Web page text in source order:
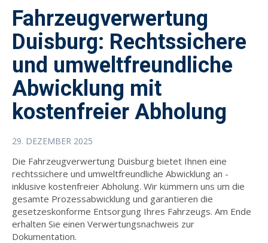
Fahrzeugverwertung
Duisburg: Rechtssichere
und umweltfreundliche
Abwicklung mit
kostenfreier Abholung
29. DEZEMBER 2025
Die Fahrzeugverwertung Duisburg bietet Ihnen eine
rechtssichere und umweltfreundliche Abwicklung an -
inklusive kostenfreier Abholung. Wir kümmern uns um die
gesamte Prozessabwicklung und garantieren die
gesetzeskonforme Entsorgung Ihres Fahrzeugs. Am Ende
erhalten Sie einen Verwertungsnachweis zur
Dokumentation.